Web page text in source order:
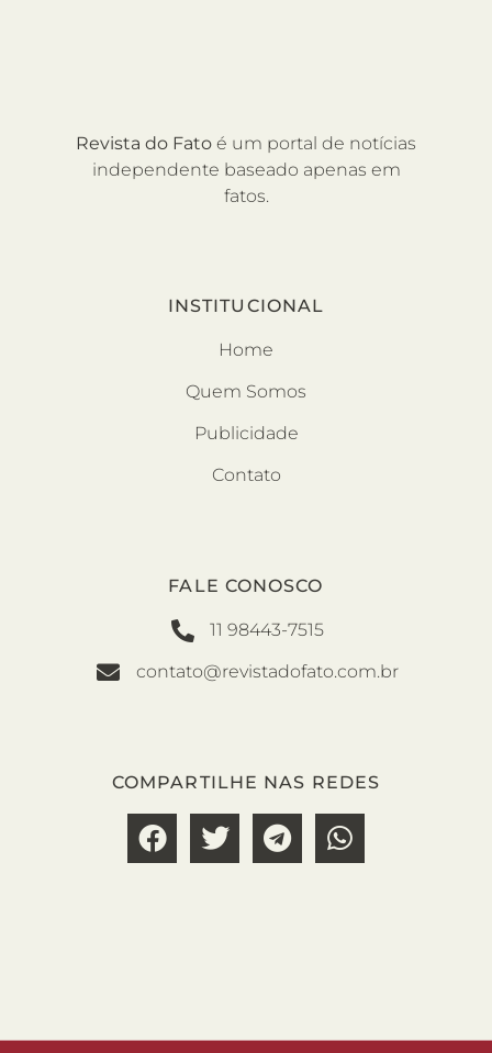
Revista do Fato é um portal de notícias
independente baseado apenas em
fatos.
INSTITUCIONAL
Home
Quem Somos
Publicidade
Contato
FALE CONOSCO
11 98443-7515
contato@revistadofato.com.br
COMPARTILHE NAS REDES